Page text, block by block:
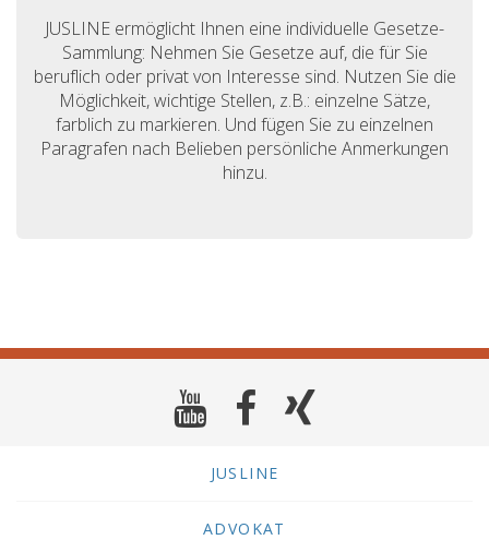
JUSLINE ermöglicht Ihnen eine individuelle Gesetze-
Sammlung: Nehmen Sie Gesetze auf, die für Sie
beruflich oder privat von Interesse sind. Nutzen Sie die
Möglichkeit, wichtige Stellen, z.B.: einzelne Sätze,
farblich zu markieren. Und fügen Sie zu einzelnen
Paragrafen nach Belieben persönliche Anmerkungen
hinzu.
JUSLINE
ADVOKAT